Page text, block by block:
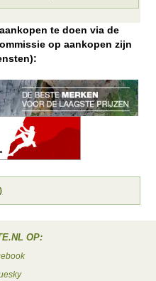
te doen via de
op aankopen zijn
OP: